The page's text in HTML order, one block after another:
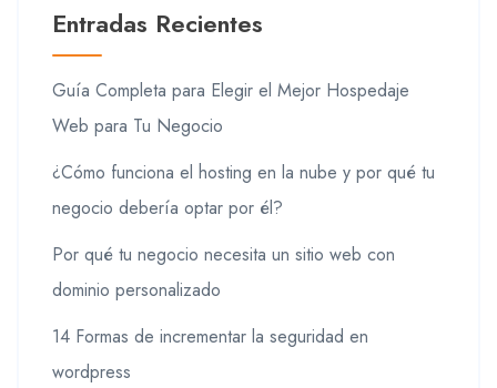
Entradas Recientes
Guía Completa para Elegir el Mejor Hospedaje
Web para Tu Negocio
¿Cómo funciona el hosting en la nube y por qué tu
negocio debería optar por él?
Por qué tu negocio necesita un sitio web con
dominio personalizado
14 Formas de incrementar la seguridad en
wordpress